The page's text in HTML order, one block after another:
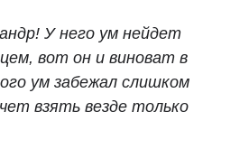
У него ум нейдет
вот он и виноват в
ум забежал слишком
взять везде только